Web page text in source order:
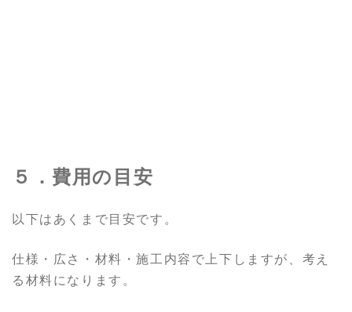
５．費用の目安
以下はあくまで目安です。
仕様・広さ・材料・施工内容で上下しますが、考え
る材料になります。